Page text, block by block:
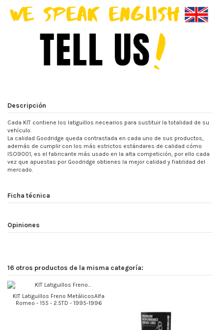
Descripción
Cada KIT contiene los latiguillos necearios para sustituir la totalidad de su
vehículo.
La calidad Goodridge queda contrastada en cada uno de sus productos,
además de cumplir con los más estrictos estándares de calidad cómo
ISO9001, es el fabricante más usado en la alta competición, por ello cada
vez que apuestas por Goodridge obtienes la mejor calidad y fiablidad del
mercado.
Ficha técnica
Opiniones
16 otros productos de la misma categoría:
KIT Latiguillos Freno MetálicosAlfa
Romeo - 155 - 2.5TD - 1995-1996